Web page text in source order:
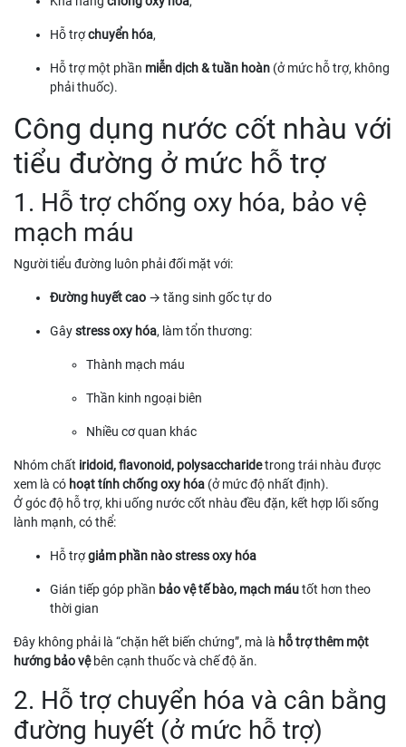
Hỗ trợchuyển hóa,
Hỗ trợ một phần miễn dịch & tuần hoàn (ở mức hỗ trợ, không
phải thuốc).
Công dụng nước cốt nhàu với
tiểu đường ở mức hỗ trợ
1. Hỗ trợ chống oxy hóa, bảo vệ
mạch máu
Người tiểu đường luôn phải đối mặt với:
Đường huyết cao → tăng sinh gốc tự do
Gâystress oxy hóa, làm tổn thương:
Thành mạch máu
Thần kinh ngoại biên
Nhiều cơ quan khác
Nhóm chất iridoid, flavonoid, polysaccharidetrong trái nhàu được
xem là có hoạt tính chống oxy hóa (ở mức độ nhất định).
Ở góc độ hỗ trợ, khi uống nước cốt nhàu đều đặn, kết hợp lối sống
lành mạnh, có thể:
Hỗ trợgiảm phần nào stress oxy hóa
Gián tiếp góp phần bảo vệ tế bào, mạch máutốt hơn theo
thời gian
Đây không phải là “chặn hết biến chứng”, mà là hỗ trợ thêm một
hướng bảo vệbên cạnh thuốc và chế độ ăn.
2. Hỗ trợ chuyển hóa và cân bằng
đường huyết (ở mức hỗ trợ)